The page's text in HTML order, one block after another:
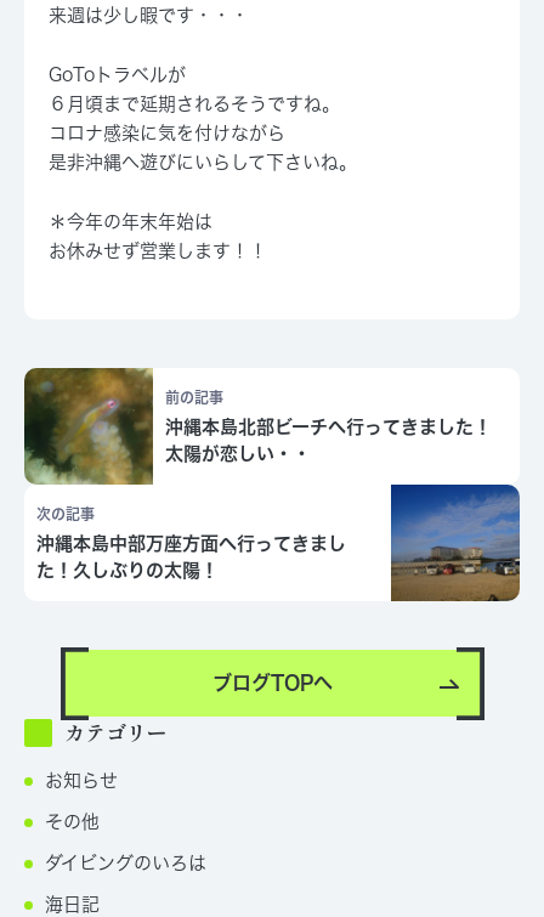
来週は少し暇です・・・
GoToトラベルが
６月頃まで延期されるそうですね。
コロナ感染に気を付けながら
是非沖縄へ遊びにいらして下さいね。
＊今年の年末年始は
お休みせず営業します！！
前の記事
沖縄本島北部ビーチへ行ってきました！
太陽が恋しい・・
次の記事
沖縄本島中部万座方面へ行ってきまし
た！久しぶりの太陽！
ブログTOPへ
カテゴリー
お知らせ
その他
ダイビングのいろは
海日記